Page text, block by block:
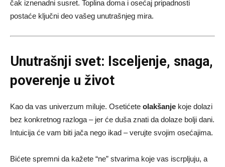
čak iznenadni susret. Toplina doma i osećaj pripadnosti
postaće ključni deo vašeg unutrašnjeg mira.
Unutrašnji svet: Isceljenje, snaga,
poverenje u život
Kao da vas univerzum miluje. Osetićete olakšanje koje dolazi
bez konkretnog razloga – jer će duša znati da dolaze bolji dani.
Intuicija će vam biti jača nego ikad – verujte svojim osećajima.
Bićete spremni da kažete “ne” stvarima koje vas iscrpljuju, a